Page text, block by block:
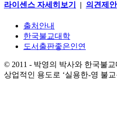
라이센스 자세히보기 | 의견제안
출처안내
한국불교대학
도서출판좋은인연
© 2011 - 박영의 박사와 한국불
상업적인 용도로 ‘실용한-영 불